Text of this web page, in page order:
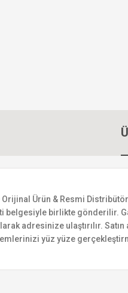
Orijinal Ürün & Resmi
belgesiyle birlikte gönderilir.
adresinize ulaştırılır.
yüz yüze